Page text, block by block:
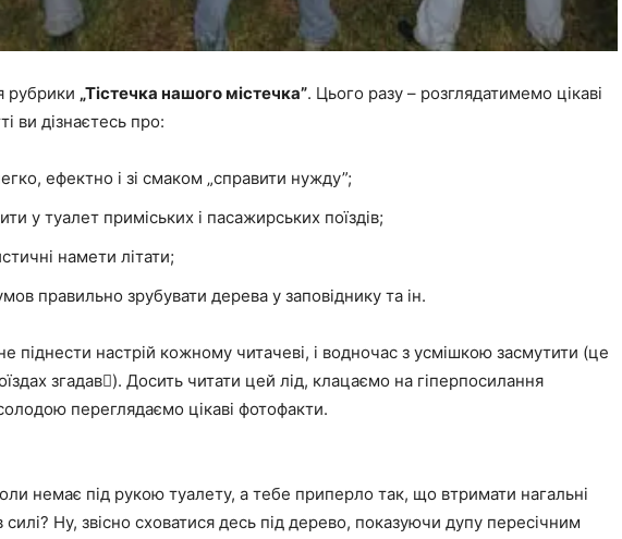
рубрики „Тістечка нашого містечка”. Цього разу – розглядатимемо цікаві
ви дізнаєтесь про:
ефектно і зі смаком „справити нужду”;
у туалет приміських і пасажирських поїздів;
намети літати;
правильно зрубувати дерева у заповіднику та ін.
піднести настрій кожному читачеві, і водночас з усмішкою засмутити (це
згадав). Досить читати цей лід, клацаємо на гіперпосилання
переглядаємо цікаві фотофакти.
немає під рукою туалету, а тебе приперло так, що втримати нагальні
Ну, звісно сховатися десь під дерево, показуючи дупу пересічним